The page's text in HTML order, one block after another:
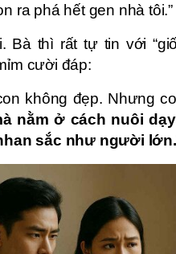
ra phá hết gen nhà tôi.”
Bà thì rất tự tin với
cười đáp:
không đẹp. Nhưng
nằm ở cách nuôi
sắc như người